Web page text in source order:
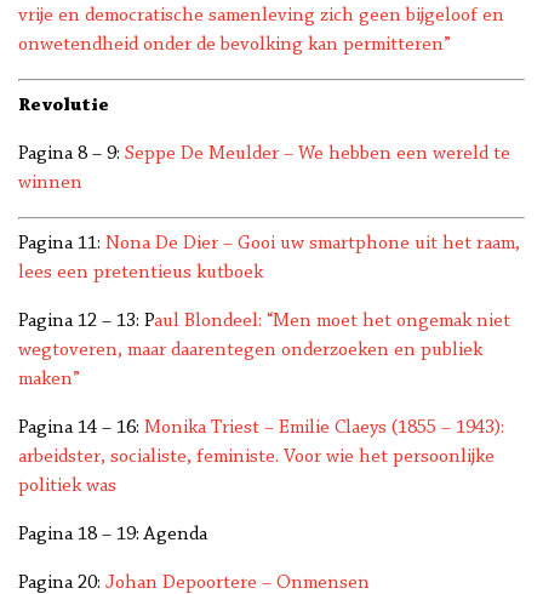
vrije en democratische samenleving zich geen bijgeloof en
onwetendheid onder de bevolking kan permitteren”
Revolutie
Pagina 8 – 9: Seppe De Meulder – We hebben een wereld te
winnen
Pagina 11: Nona De Dier – Gooi uw smartphone uit het raam,
lees een pretentieus kutboek
Pagina 12 – 13: Paul Blondeel: “Men moet het ongemak niet
wegtoveren, maar daarentegen onderzoeken en publiek
maken”
Pagina 14 – 16: Monika Triest – Emilie Claeys (1855 – 1943):
arbeidster, socialiste, feministe. Voor wie het persoonlijke
politiek was
Pagina 18 – 19: Agenda
Pagina 20: Johan Depoortere – Onmensen